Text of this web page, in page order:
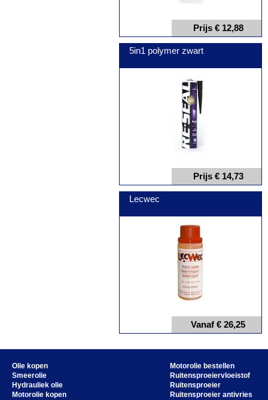
Prijs € 12,88
5in1 polymer zwart
Prijs € 14,73
Lecwec
Vanaf € 26,25
Olie kopen
Smeerolie
Hydrauliek olie
Motorolie kopen
Motorolie bestellen
Ruitensproeiervloeistof
Ruitensproeier
Ruitensproeier antivries